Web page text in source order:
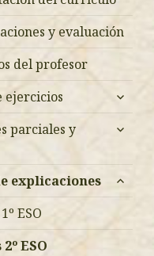
y evaluación
del profesor
ejercicios
expande
menú
parciales y
expande
inferior
explicaciones
expande
el
inferior
ESO
ESO